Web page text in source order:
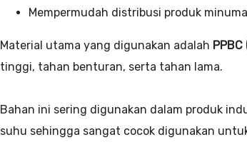
Mempermudah distribusi produk
Material utama yang digunakan adalah
tinggi, tahan benturan, serta tahan lama.
Bahan ini sering digunakan dalam produk
suhu sehingga sangat cocok digunakan